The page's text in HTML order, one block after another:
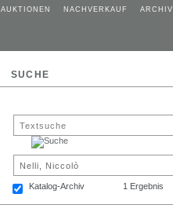
AUKTIONEN NACHVERKAUF ARCHIV
SUCHE
Katalog-Archiv 1 Ergebnis